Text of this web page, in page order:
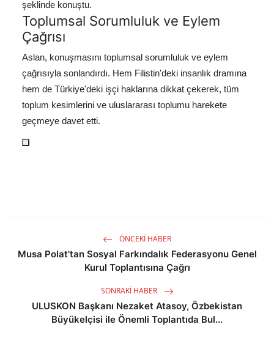
şeklinde konuştu.
Toplumsal Sorumluluk ve Eylem
Çağrısı
Aslan, konuşmasını toplumsal sorumluluk ve eylem
çağrısıyla sonlandırdı. Hem Filistin'deki insanlık dramına
hem de Türkiye'deki işçi haklarına dikkat çekerek, tüm
toplum kesimlerini ve uluslararası toplumu harekete
geçmeye davet etti.
ÖNCEKI HABER
Musa Polat'tan Sosyal Farkındalık Federasyonu Genel
Kurul Toplantısına Çağrı
SONRAKI HABER
ULUSKON Başkanı Nezaket Atasoy, Özbekistan
Büyükelçisi ile Önemli Toplantıda Bul...